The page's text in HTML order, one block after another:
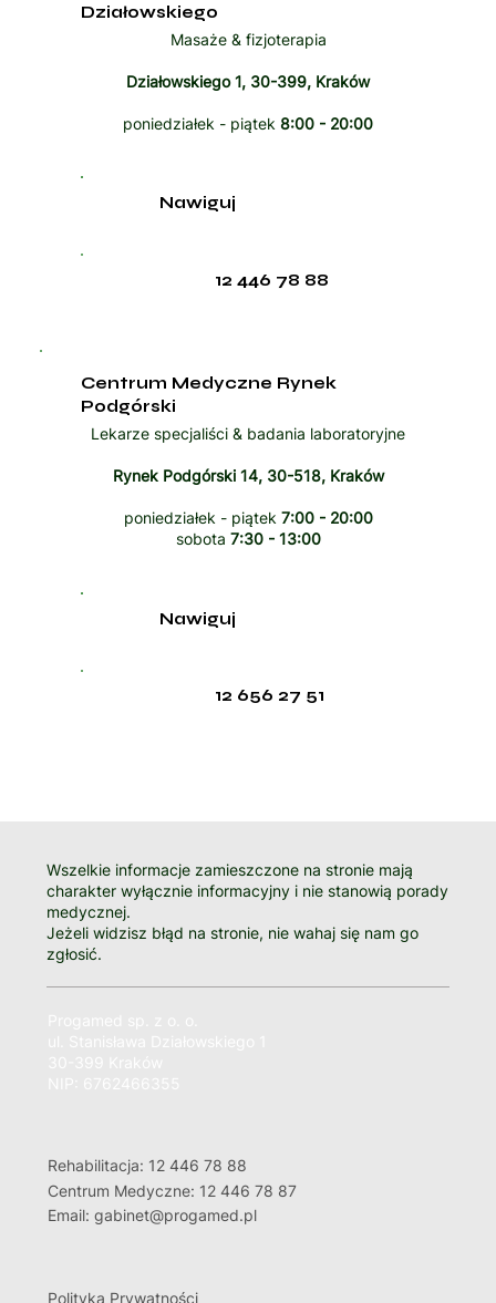
Działowskiego
Masaże & fizjoterapia
Działowskiego 1, 30-399, Kraków
poniedziałek - piątek 8:00 - 20:00
12 446 78 88
Nawiguj
Centrum Medyczne Rynek
Podgórski
Lekarze specjaliści & badania laboratoryjne
Rynek Podgórski 14, 30-518, Kraków
poniedziałek - piątek 7:00 - 20:00
sobota 7:30 - 13:00
12 656 27 51
Nawiguj
Wszelkie informacje zamieszczone na stronie mają
charakter wyłącznie informacyjny i nie stanowią porady
medycznej.
Jeżeli widzisz błąd na stronie, nie wahaj się nam go
zgłosić.
Rehabilitacja: 12 446 78 88
Centrum Medyczne: 12 446 78 87
Email: gabinet@progamed.pl
Polityka Prywatności